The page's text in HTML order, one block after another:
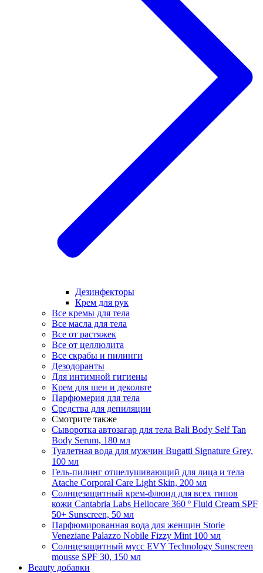
Дезинфекторы
Крем для рук
Все кремы для тела
Все масла для тела
Все от растяжек
Все от целлюлита
Все скрабы и пилинги
Дезодоранты
Для интимной гигиены
Крем для шеи и декольте
Парфюмерия для тела
Средства для депиляции
Смотрите также
Сыворотка автозагар для тела Bali Body Self Tan
Body Serum, 180 мл
Туалетная вода для мужчин Bugatti Signature Grey,
100 мл
Гель-пилинг отшелушивающий для лица и тела
Atache Corporal Care Light Skin, 200 мл
Солнцезащитный крем-флюид для всех типов
кожи Cantabria Labs Heliocare 360 ​​º Fluid Cream SPF
50+ Sunscreen, 50 мл
Парфюмированная вода для женщин Storie
Veneziane Palazzo Nobile Fizzy Mint 100 мл
Солнцезащитный мусс EVY Technology Sunscreen
mousse SPF 30, 150 мл
Beauty добавки